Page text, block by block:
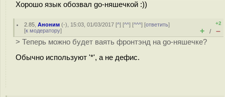
Хорошо язык обозвал go-няшечкой :))
2.85 ,Аноним (-), 15:03, 01/03/2017 [^] [^^] [^^^] [ответить]
[к модератору]
+2
+ / –
> Теперь можно будет ваять фронтэнд на go-няшечке?
Обычно используют '*', а не дефис.